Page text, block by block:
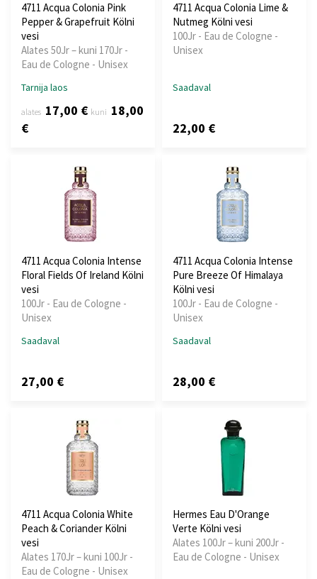
4711 Acqua Colonia Pink
Pepper & Grapefruit Kölni
vesi
Alates 50Jr – kuni 170Jr -
Eau de Cologne - Unisex
Tarnija laos
alates 17,00 € kuni 18,00
€
4711 Acqua Colonia Lime &
Nutmeg Kölni vesi
100Jr - Eau de Cologne -
Unisex
Saadaval
22,00 €
4711 Acqua Colonia Intense
Floral Fields Of Ireland Kölni
vesi
100Jr - Eau de Cologne -
Unisex
Saadaval
27,00 €
4711 Acqua Colonia Intense
Pure Breeze Of Himalaya
Kölni vesi
100Jr - Eau de Cologne -
Unisex
Saadaval
28,00 €
4711 Acqua Colonia White
Peach & Coriander Kölni
vesi
Alates 170Jr – kuni 100Jr -
Eau de Cologne - Unisex
Hermes Eau D'Orange
Verte Kölni vesi
Alates 100Jr – kuni 200Jr -
Eau de Cologne - Unisex